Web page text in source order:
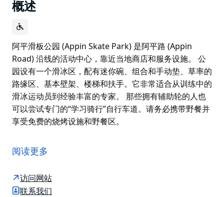
概述
阿平滑板公园 (Appin Skate Park) 是阿平路 (Appin
Road) 沿线的活动中心，靠近当地商店和服务设施。 公
园设有一个滑冰区，配有迷你碗、组合和手动垫、草率的
路缘区、基本壁架、楼梯和扶手。它非常适合从训练中的
滑冰运动员到经验丰富的专家。 那些拥有辅助轮的人也
可以尝试专门的“学习骑行”自行车道。请务必携带野餐并
享受免费的烧烤设施和野餐区。
Road) 沿线的活动中心，靠近当地商店和服务设施。
的路缘区、基本壁架、楼梯和扶手。它非常适合从训练中
的滑冰运动员到经验丰富的专家。
阅读更多
访问网站
联系我们